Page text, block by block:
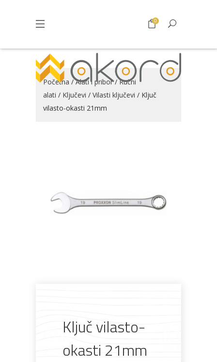
Pločasti
materijali
Alati i Vrt i
0
Početna /Alati i pribor/Ručni
alati / Ključevi / Vilasti ključevi / Ključ
vilasto-okasti 21mm
Ključ vilasto-
okasti 21mm